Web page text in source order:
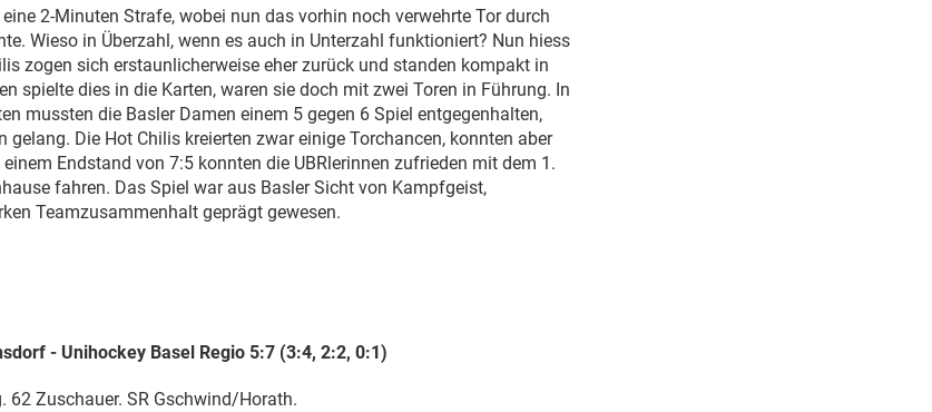
eine 2-Minuten Strafe, wobei nun das vorhin noch verwehrte Tor durch
Wieso in Überzahl, wenn es auch in Unterzahl funktioniert? Nun hiess
zogen sich erstaunlicherweise eher zurück und standen kompakt in
spielte dies in die Karten, waren sie doch mit zwei Toren in Führung. In
mussten die Basler Damen einem 5 gegen 6 Spiel entgegenhalten,
gelang. Die Hot Chilis kreierten zwar einige Torchancen, konnten aber
Endstand von 7:5 konnten die UBRlerinnen zufrieden mit dem 1.
fahren. Das Spiel war aus Basler Sicht von Kampfgeist,
Teamzusammenhalt geprägt gewesen.
- Unihockey Basel Regio 5:7 (3:4, 2:2, 0:1)
62 Zuschauer. SR Gschwind/Horath.